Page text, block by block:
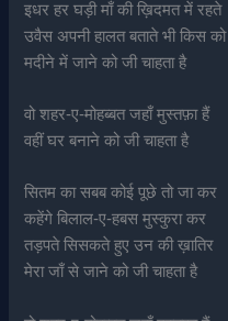
इधर हर घड़ी माँ की ख़िदमत में रहते
उवैस अपनी हालत बताते भी किस को
मदीने में जाने को जी चाहता है
वो शहर-ए-मोहब्बत जहाँ मुस्तफ़ा हैं
वहीं घर बनाने को जी चाहता है
सितम का सबब कोई पूछे तो जा कर
कहेंगे बिलाल-ए-हबस मुस्कुरा कर
तड़पते सिसकते हुए उन की ख़ातिर
मेरा जाँ से जाने को जी चाहता है